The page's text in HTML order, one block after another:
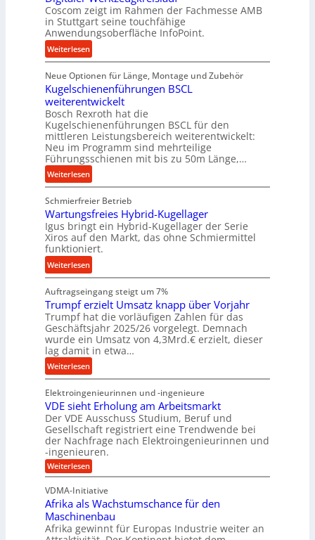
r
i
e
b
f
ü
r
r
a
u
e
U
m
g
e
b
u
n
g
e
n
Coscom zeigt im Rahmen der Fachmesse AMB
in Stuttgart seine touchfähige
Anwendungsoberfläche InfoPoint.
Weiterlesen:
D
i
g
i
t
a
e
r
W
e
r
k
z
e
g
k
r
e
i
s
l
a
u
f
Neue Optionen für Länge, Montage und Zubehör
Kugelschienenführungen BSCL
weiterentwickelt
Bosch Rexroth hat die
Kugelschienenführungen BSCL für den
mittleren Leistungsbereich weiterentwickelt:
Neu im Programm sind mehrteilige
Führungsschienen mit bis zu 50m Länge,…
Weiterlesen:
K
u
g
e
l
s
c
h
i
e
n
e
n
f
ü
u
n
g
e
n
B
S
C
L
w
Schmierfreier Betrieb
Wartungsfreies Hybrid-Kugellager
Igus bringt ein Hybrid-Kugellager der Serie
Xiros auf den Markt, das ohne Schmiermittel
funktioniert.
Weiterlesen:
W
a
r
t
u
n
g
s
r
e
i
e
s
H
y
b
r
i
d
Auftragseingang steigt um 7%
Trumpf erzielt Umsatz knapp über Vorjahr
Trumpf hat die vorläufigen Zahlen für das
Geschäftsjahr 2025/26 vorgelegt. Demnach
wurde ein Umsatz von 4,3Mrd.€ erzielt, dieser
lag damit in etwa…
Weiterlesen:
T
r
u
m
p
f
e
r
e
l
Elektroingenieurinnen und -ingenieure
VDE sieht Erholung am Arbeitsmarkt
Der VDE Ausschuss Studium, Beruf und
Gesellschaft registriert eine Trendwende bei
der Nachfrage nach Elektroingenieurinnen und
-ingenieuren.
Weiterlesen:
V
E
s
i
e
h
VDMA-Initiative
Afrika als Wachstumschance für den
Maschinenbau
Afrika gewinnt für Europas Industrie weiter an